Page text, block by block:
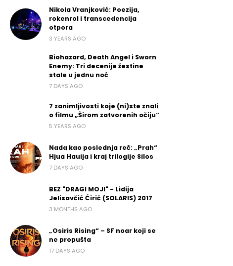
Nikola Vranjković: Poezija,
rokenrol i transcedencija
otpora
3 YEARS AGO
Biohazard, Death Angel i Sworn
Enemy: Tri decenije žestine
stale u jednu noć
7 DAYS AGO
7 zanimljivosti koje (ni)ste znali
o filmu „Širom zatvorenih očiju“
5 YEARS AGO
Nada kao poslednja reč: „Prah“
Hjua Hauija i kraj trilogije Silos
7 DAYS AGO
BEZ "DRAGI MOJI" - Lidija
Jelisavčić Ćirić (SOLARIS) 2017
3 MONTHS AGO
„Osiris Rising“ – SF noar koji se
ne propušta
17 DAYS AGO